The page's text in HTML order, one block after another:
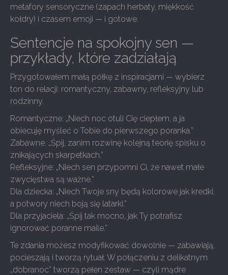
metafory sensoryczne (zapach herbaty, miękkość
kołdry) i czasem emoji — i gotowe.
Sentencje na spokojny sen —
przykłady, które zadziałają
Przygotowałem małą półkę z inspiracjami — wybierz
ton do relacji: romantyczny, zabawny, refleksyjny lub
rodzinny.
Romantyczne: „Niech noc otuli Cię ciepłem, a ja
obiecuję myśleć o Tobie do pierwszego poranka.”
Zabawne: „Śpij, zanim rozwinę kolejną teorię spisku o
znikających skarpetkach.”
Refleksyjne: „Niech sen przypomni Ci, że nawet małe
zwycięstwa są ważne.”
Dla dziecka: „Niech Twoje sny będą kolorowe jak kredki,
a potwory niech boją się latarki.”
Dla przyjaciela: „Śpij tak mocno, jak Ty potrafisz
ignorować poranne maile.”
Te zdania możesz modyfikować dowolnie — zabawiają,
pocieszają i tworzą rytuał. W połączeniu z delikatnym
„dobranoc” tworzą pełen zestaw — czyli mądre